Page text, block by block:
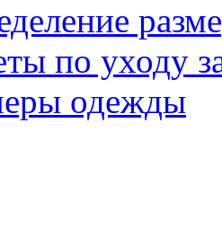
по уходу
одежды